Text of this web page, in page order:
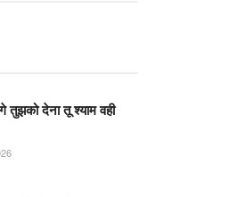
तुझको देना तू श्याम वही